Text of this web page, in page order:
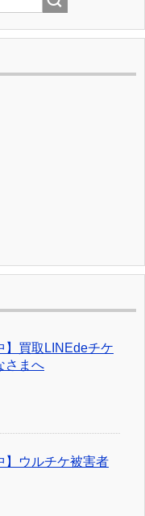
】買取LINEdeチケ
さまへ
】ウルチケ被害者